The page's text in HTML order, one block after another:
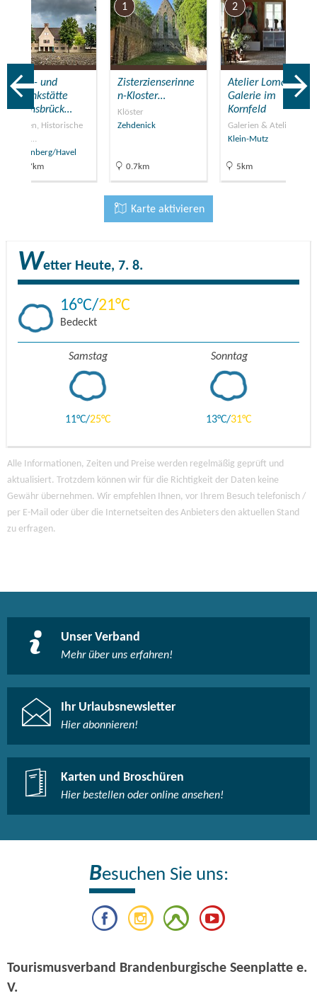
Mahn- und
Gedenkstätte
Ravensbrück…
Museen, Historische
Baude…
Fürstenberg/Havel
29.7km
1
Zisterzienserinne
n-Kloster…
Klöster
Zehdenick
0.7km
2
Atelier Lomas /
Galerie im
Kornfeld
Galerien & Ateliers
Klein-Mutz
5km
Karte aktivieren
Wetter Heute, 7. 8.
16 21
Bedeckt
Samstag
11 25
Sonntag
13 31
Alle Informationen, Zeiten und Preise werden regelmäßig geprüft und
aktualisiert. Trotzdem können wir für die Richtigkeit der Daten keine
Gewähr übernehmen. Wir empfehlen Ihnen, vor Ihrem Besuch telefonisch /
per E-Mail oder über die Internetseiten des Anbieters den aktuellen Stand
zu erfragen.
Unser Verband
Mehr über uns erfahren!
Ihr Urlaubsnewsletter
Hier abonnieren!
Karten und Broschüren
Hier bestellen oder online ansehen!
Besuchen Sie uns:
Tourismusverband Brandenburgische Seenplatte e.
V.